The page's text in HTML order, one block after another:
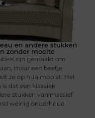
en andere stukken
zonder moeite
zijn gemaakt om
maar een beetje
ze op hun mooist. Het
dat een klassiek
stukken van massief
weinig onderhoud